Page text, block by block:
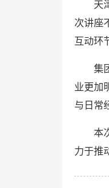
天津
次讲座
互动环
集团
业更加
与日常
本次
力于推